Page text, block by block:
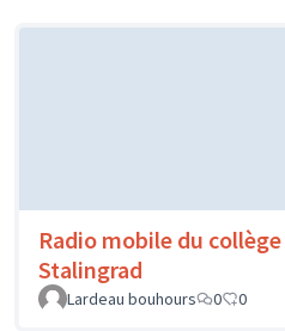
Radio mobile du collège
Stalingrad
Lardeau bouhours
0 0